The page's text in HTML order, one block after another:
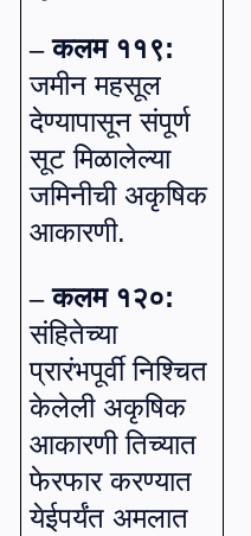
–कलम ११९:
जमीन महसूल
देण्यापासून संपूर्ण
सूट मिळालेल्या
जमिनीची अकृषिक
आकारणी.
–कलम १२०:
संहितेच्या
प्रारंभपूर्वी निश्चित
केलेली अकृषिक
आकारणी तिच्यात
फेरफार करण्यात
येईपर्यंत अमलात